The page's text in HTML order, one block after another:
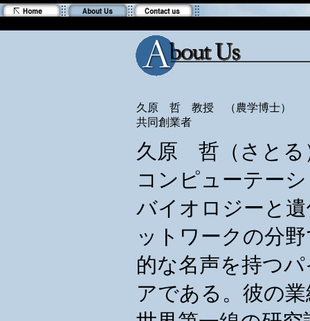
久原 哲 教授 （農学博士）
共同創業者
久原 哲（さとる
コンピューテー
バイオロジーと
ットワークの分
的な名声を持つ
アである。彼の